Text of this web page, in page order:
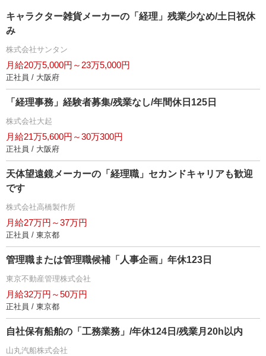
キャラクター雑貨メーカーの「経理」残業少なめ/土日祝休
み
株式会社サンタン
月給20万5,000円～23万5,000円
正社員 / 大阪府
「経理事務」経験者募集/残業なし/年間休日125日
株式会社大起
月給21万5,600円～30万300円
正社員 / 大阪府
天体望遠鏡メーカーの「経理職」セカンドキャリアも歓迎
です
株式会社高橋製作所
月給27万円～37万円
正社員 / 東京都
管理職または管理職候補「人事企画」年休123日
東京不動産管理株式会社
月給32万円～50万円
正社員 / 東京都
自社保有船舶の「工務業務」/年休124日/残業月20h以内
山丸汽船株式会社